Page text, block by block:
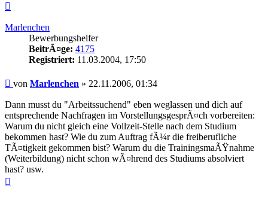
Marlenchen
Bewerbungshelfer
BeitrÃ¤ge: 4175
Registriert: 11.03.2004, 17:50
Beitrag
von Marlenchen » 22.11.2006, 01:34
Dann musst du "Arbeitssuchend" eben weglassen und dich auf
entsprechende Nachfragen im VorstellungsgesprÃ¤ch vorbereiten:
Warum du nicht gleich eine Vollzeit-Stelle nach dem Studium
bekommen hast? Wie du zum Auftrag fÃ¼r die freiberufliche
TÃ¤tigkeit gekommen bist? Warum du die TrainingsmaÃŸnahme
(Weiterbildung) nicht schon wÃ¤hrend des Studiums absolviert
hast? usw.